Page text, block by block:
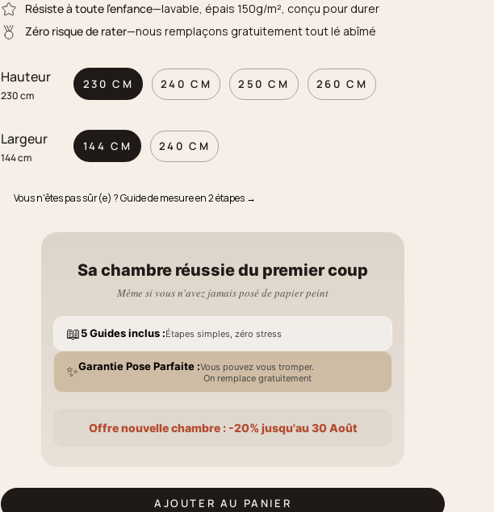
Résiste à toute l'enfance—lavable, épais 150g/m², conçu pour durer
Zéro risque de rater—nous remplaçons gratuitement tout lé abîmé
Hauteur
230 cm
230 CM 240 CM 250 CM 260 CM
Largeur
144 cm
144 CM 240 CM
Vous n'êtes pas sûr(e) ? Guide de mesure en 2 étapes →
Sa chambre réussie du premier coup
Même si vous n'avez jamais posé de papier peint
📖5 Guides inclus :Étapes simples, zéro stress
✨Garantie Pose Parfaite :Vous pouvez vous tromper.
On remplace gratuitement
Offre nouvelle chambre : -20% jusqu'au 30 Août
AJOUTER AU PANIER